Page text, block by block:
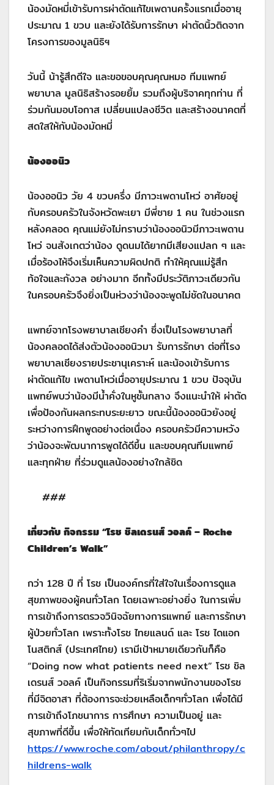
น้องมัดหมี่เข้ารับการผ่าตัดแก้ไขเพดานครั้งแรกเมื่ออายุ
ประมาณ 1 ขวบ และยังได้รับการรักษา ผ่าตัดนิ้วติดจาก
โครงการของมูลนิธิฯ
วันนี้ น้ารู้สึกดีใจ และขอขอบคุณคุณหมอ ทีมแพทย์
พยาบาล มูลนิธิสร้างรอยยิ้ม รวมถึงผู้บริจาคทุกท่าน ที่
ร่วมกันมอบโอกาส เปลี่ยนแปลงชีวิต และสร้างอนาคตที่
สดใสให้กับน้องมัดหมี่
น้องออนิว
น้องออนิว วัย 4 ขวบครึ่ง มีภาวะเพดานโหว่ อาศัยอยู่
กับครอบครัวในจังหวัดพะเยา มีพี่ชาย 1 คน ในช่วงแรก
หลังคลอด คุณแม่ยังไม่ทราบว่าน้องออนิวมีภาวะเพดาน
โหว่ จนสังเกตว่าน้อง ดูดนมได้ยากมีเสียงแปลก ๆ และ
เมื่อร้องไห้จึงเริ่มเห็นความผิดปกติ ทำให้คุณแม่รู้สึก
ท้อใจและกังวล อย่างมาก อีกทั้งมีประวัติภาวะเดียวกัน
ในครอบครัวจึงยิ่งเป็นห่วงว่าน้องจะพูดไม่ชัดในอนาคต
แพทย์จากโรงพยาบาลเชียงคำ ซึ่งเป็นโรงพยาบาลที่
น้องคลอดได้ส่งตัวน้องออนิวมา รับการรักษา ต่อที่โรง
พยาบาลเชียงรายประชานุเคราะห์ และน้องเข้ารับการ
ผ่าตัดแก้ไข เพดานโหว่เมื่ออายุประมาณ 1 ขวบ ปัจจุบัน
แพทย์พบว่าน้องมีน้ำคั่งในหูชั้นกลาง จึงแนะนำให้ ผ่าตัด
เพื่อป้องกันผลกระทบระยะยาว ขณะนี้น้องออนิวยังอยู่
ระหว่างการฝึกพูดอย่างต่อเนื่อง ครอบครัวมีความหวัง
ว่าน้องจะพัฒนาการพูดได้ดีขึ้น และขอบคุณทีมแพทย์
และทุกฝ่าย ที่ร่วมดูแลน้องอย่างใกล้ชิด
###
เกี่ยวกับ กิจกรรม “โรช ชิลเดรนส์ วอลค์ – Roche
Children’s Walk”
กว่า 128 ปี ที่ โรช เป็นองค์กรที่ใส่ใจในเรื่องการดูแล
สุขภาพของผู้คนทั่วโลก โดยเฉพาะอย่างยิ่ง ในการเพิ่ม
การเข้าถึงการตรวจวินิจฉัยทางการแพทย์ และการรักษา
ผู้ป่วยทั่วโลก เพราะทั้งโรช ไทยแลนด์ และ โรช ไดแอก
โนสติกส์ (ประเทศไทย) เรามีเป้าหมายเดียวกันก็คือ
“Doing now what patients need next” โรช ชิล
เดรนส์ วอลค์ เป็นกิจกรรมที่ริเริ่มจากพนักงานของโรช
ที่มีจิตอาสา ที่ต้องการจะช่วยเหลือเด็กๆทั่วโลก เพื่อได้มี
การเข้าถึงโภชนาการ การศึกษา ความเป็นอยู่ และ
สุขภาพที่ดีขึ้น เพื่อให้ทัดเทียมกับเด็กทั่วๆไป
https://www.roche.com/about/philanthropy/c
hildrens-walk